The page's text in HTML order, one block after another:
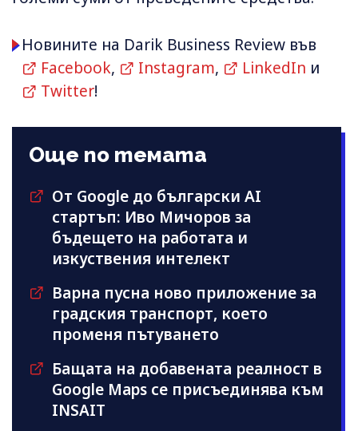
Новините на Darik Business Review във
Facebook, Instagram, LinkedIn и
Twitter!
Още по темата
От Google до български AI
стартъп: Иво Мичоров за
бъдещето на работата и
изкуствения интелект
Варна пусна ново приложение за
градския транспорт, което
променя пътуването
Бащата на добавената реалност в
Google Maps се присъединява към
INSAIT